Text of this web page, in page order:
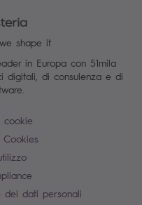
shape it
in Europa con 51mila
digitali, di consulenza e di
cookie
Cookies
dei dati personali